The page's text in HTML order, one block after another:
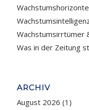
Wachstumshorizonte
Wachstumsirrtümer
Was in der Zeitung
ARCHIV
August 2026 (1)